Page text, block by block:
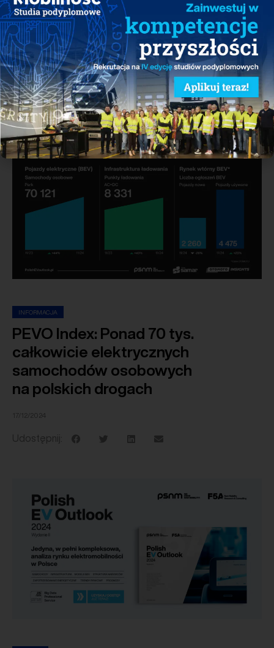
List otwarty: Apel o jak najszybsze
zdefiniowanie prawne mobilności
współdzielonej
17/12/2024
Udostępnij:
INFORMACJA
PEVO Index: Ponad 70 tys.
całkowicie elektrycznych
samochodów osobowych
na polskich drogach
17/12/2024
Udostępnij: